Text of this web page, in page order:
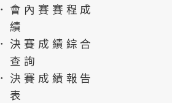
．會內賽賽程成
績
．決賽成績綜合
查詢
．決賽成績報告
表